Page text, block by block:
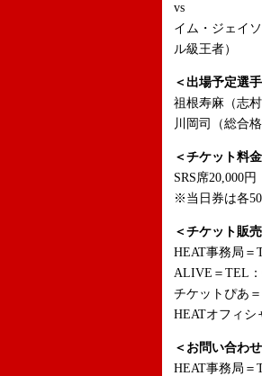
vs
イム・ジェイ
ル級王者）
＜出場予定選
祖根寿麻（志村
川岡司（総合
＜チケット料
SRS席20,000
※当日券は各
＜チケット販
HEAT事務局＝
ALIVE＝TEL：
チケットぴあ＝
HEATオフィシ
＜お問い合わ
HEAT事務局＝